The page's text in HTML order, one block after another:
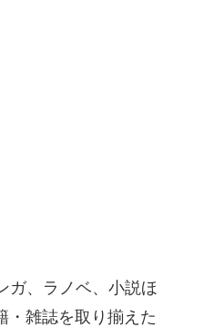
ガ、ラノベ、小説ほ
・雑誌を取り揃えた